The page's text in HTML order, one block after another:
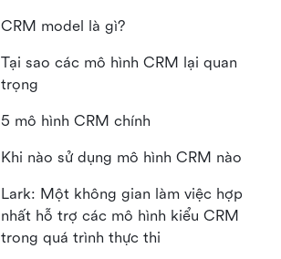
CRM model là gì?
Tại sao các mô hình CRM lại quan
trọng
5 mô hình CRM chính
Khi nào sử dụng mô hình CRM nào
Lark: Một không gian làm việc hợp
nhất hỗ trợ các mô hình kiểu CRM
trong quá trình thực thi